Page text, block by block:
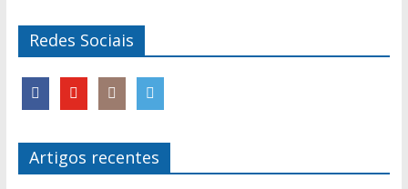
Redes Sociais
Artigos recentes